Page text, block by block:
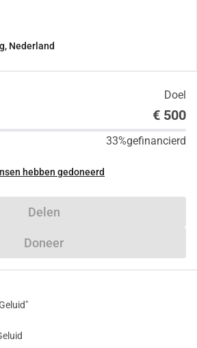
Nederland
Doel
€ 500
33%gefinancierd
hebben gedoneerd
Delen
Doneer